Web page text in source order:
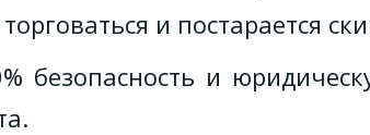
и постарается
безопасность и